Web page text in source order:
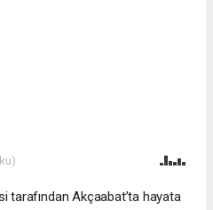
tarafından Akçaabat’ta hayata